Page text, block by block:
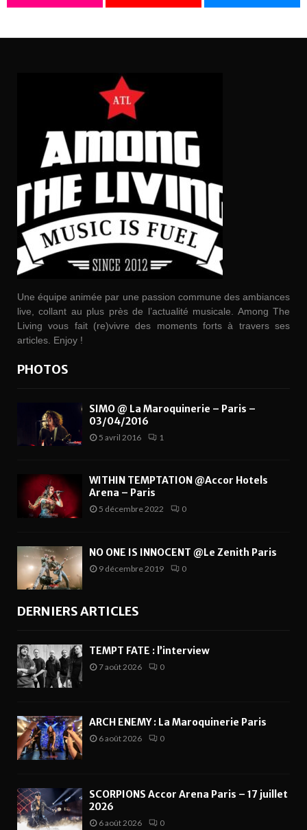
Une équipe animée par une passion commune des ambiances
live, collant au plus près de l’actualité musicale. Among The
Living vous fait (re)vivre des moments forts à travers ses
articles. Enjoy !
PHOTOS
SIMO @ La Maroquinerie – Paris –
03/04/2016
5 avril 2016 1
WITHIN TEMPTATION @Accor Hotels
Arena – Paris
5 décembre 2022 0
NO ONE IS INNOCENT @Le Zenith Paris
9 décembre 2019 0
DERNIERS ARTICLES
TEMPT FATE : l’interview
7 août 2026 0
ARCH ENEMY : La Maroquinerie Paris
6 août 2026 0
SCORPIONS Accor Arena Paris – 17 juillet
2026
6 août 2026 0